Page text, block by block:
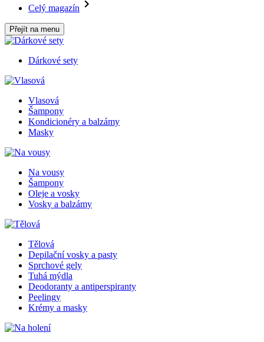
Celý magazín
Přejít na menu
Dárkové sety
Vlasová
Šampony
Kondicionéry a balzámy
Masky
Na vousy
Šampony
Oleje a vosky
Vosky a balzámy
Tělová
Depilační vosky a pasty
Sprchové gely
Tuhá mýdla
Deodoranty a antiperspiranty
Peelingy
Krémy a masky